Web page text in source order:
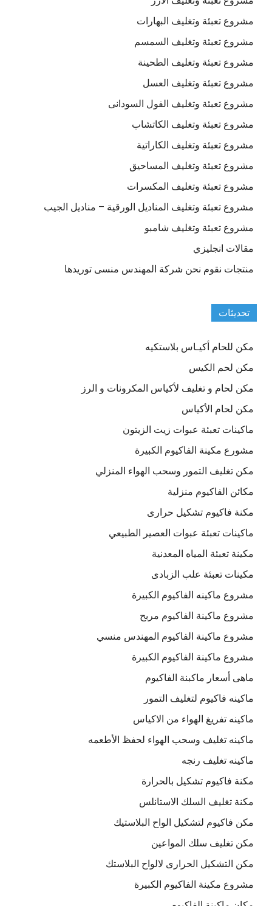
مشروع تعبئة وتغليف البهارات
مشروع تعبئة وتغليف السمسم
مشروع تعبئة وتغليف الطحينة
مشروع تعبئة وتغليف العسل
مشروع تعبئة وتغليف الفول السودانى
مشروع تعبئة وتغليف الكاتشاب
مشروع تعبئة وتغليف الكاراتية
مشروع تعبئة وتغليف المساحيق
مشروع تعبئة وتغليف المكسرات
مشروع تعبئة وتغليف المناديل الورقية – مناديل الجيب
مشروع تعبئة وتغليف شامبو
مقالات انجليزي
منتجات نقوم نحن شركة المهندس منسى توريدها
تحديثات
مكن للحام أكيـاس بلاستكيه
مكن لحم الكيس
مكن لحام و تغليف لأكياس المكرونات و الرز
مكن لحام الأكياس
ماكينات تعبئة عبوات زيت الزيتون
مشورع مكينة الفاكيوم الكبيرة
مكن تغليف التمور وسحب الهواء المنزلي
مكائن الفاكيوم منزلية
مكنة فاكيوم تشكيل حرارى
ماكينات تعبئة عبوات العصير الطبيعي
مكينة تعبئة المياه المعدنية
مكينات تعبئة علب الزبادى
مشروع ماكينه الفاكيوم الكبيرة
مشروع ماكينة الفاكيوم مربح
مشروع ماكينة الفاكيوم المهندس منسي
مشروع ماكينة الفاكيوم الكبيرة
ماهى أسعار ماكبنة الفاكيوم
ماكينه فاكيوم لتغليف التمور
ماكينه تفريغ الهواء من الاكياس
ماكينه تغليف وسحب الهواء لحفظ الأطعمه
ماكينه تغليف رنجه
مكنة فاكيوم تشكيل بالحرارة
مكنة تغليف السلك الاستانلس
مكن فاكيوم لتشكيل الواح البلاستيك
مكن تغليف سلك المواعين
مكن التشكيل الحرارى لالواح البلاستك
مشروع مكينة الفاكيوم الكبيرة